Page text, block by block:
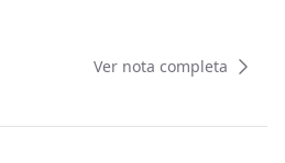
en vivo desde la 1 de
horas de este domingo a través
El proyecto "Talud Continental IV"
Ver nota completa